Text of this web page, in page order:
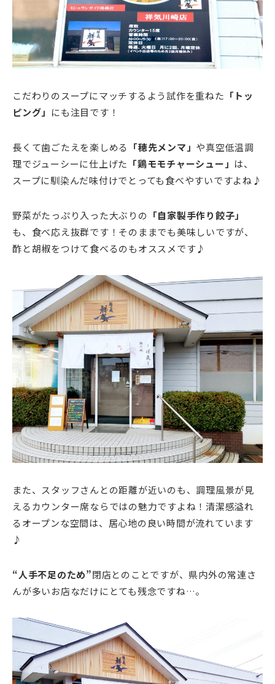
こだわりのスープにマッチするよう試作を重ねた 「トッ
ピング」 にも注目です！
長くて歯ごたえを楽しめる 「穂先メンマ」 や真空低温調
理でジューシーに仕上げた 「鶏モモチャーシュー」 は、
スープに馴染んだ味付けでとっても食べやすいですよね♪
野菜がたっぷり入った大ぶりの 「自家製手作り餃子」
も、食べ応え抜群です！そのままでも美味しいですが、
酢と胡椒をつけて食べるのもオススメです♪
また、スタッフさんとの距離が近いのも、調理風景が見
えるカウンター席ならではの魅力ですよね！清潔感溢れ
るオープンな空間は、居心地の良い時間が流れています
♪
“人手不足のため”閉店とのことですが、県内外の常連さ
んが多いお店なだけにとても残念ですね…。